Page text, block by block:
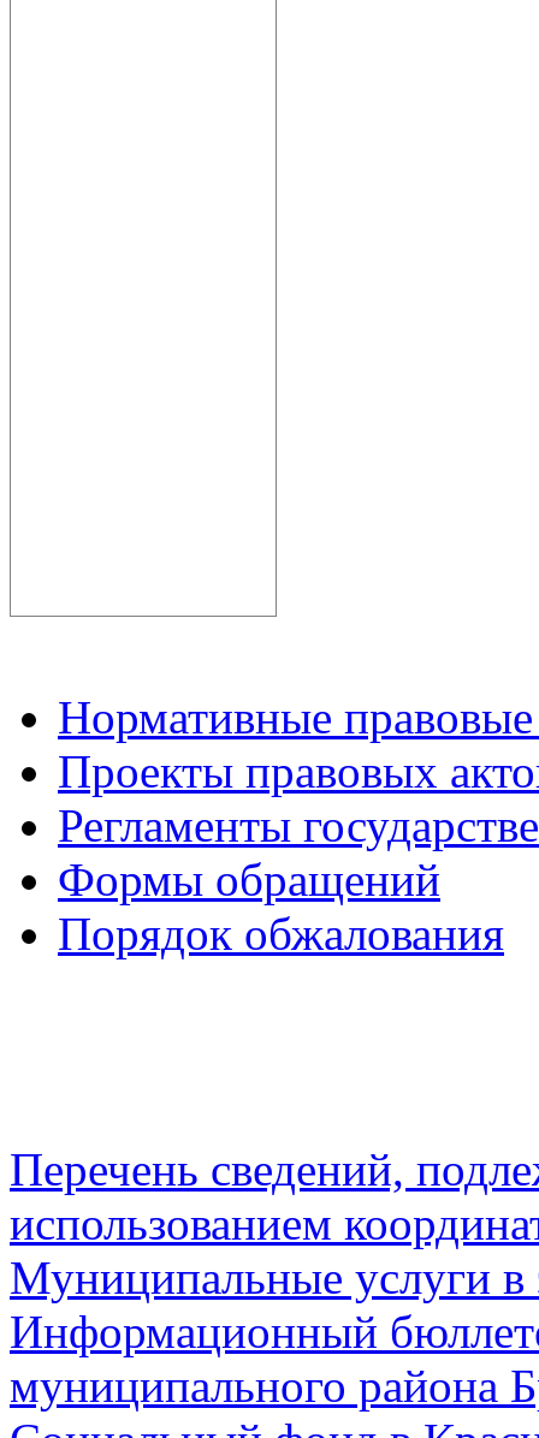
Нормативные
Проекты правовых
Регламенты
Формы обращений
Порядок обжалования
Перечень сведений,
использованием
Муниципальные услуги в
Информационный
муниципального района